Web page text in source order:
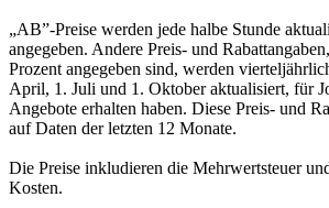
„AB”-Preise werden jede halbe Stunde
angegeben. Andere Preis- und
Prozent angegeben sind, werden
April, 1. Juli und 1. Oktober aktualisiert, für
Angebote erhalten haben. Diese Preis- und
auf Daten der letzten 12 Monate.
Die Preise inkludieren die Mehrwertsteuer
Kosten.